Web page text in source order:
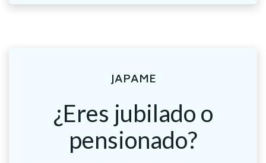
JAPAME
¿Eres jubilado o
pensionado?